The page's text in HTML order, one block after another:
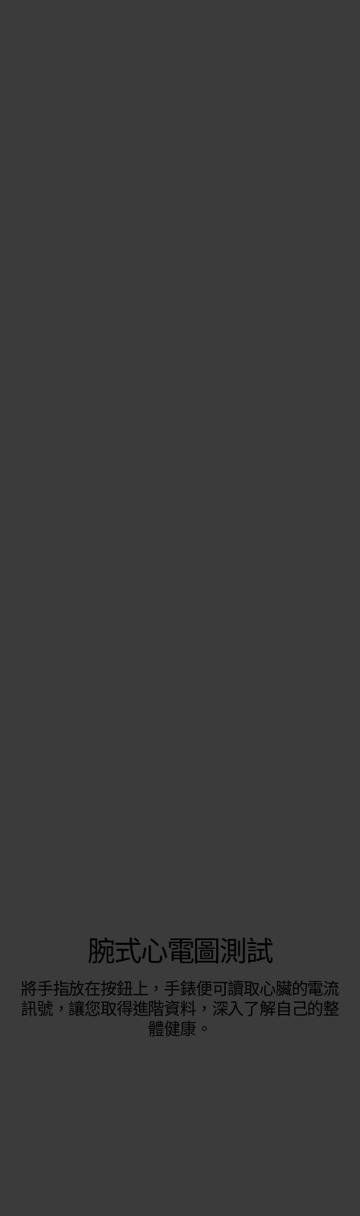
腕式心電圖測試
將手指放在按鈕上，手錶便可讀取心臟的電流
訊號，讓您取得進階資料，深入了解自己的整
體健康。